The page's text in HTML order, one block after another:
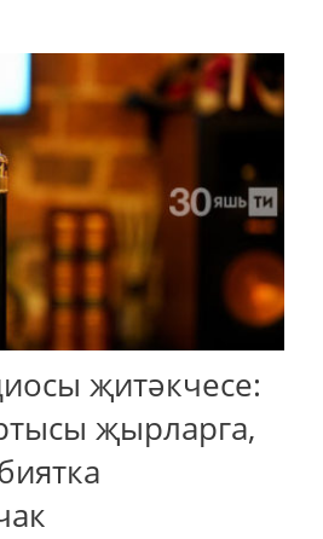
җитәкчесе:
җырларга,